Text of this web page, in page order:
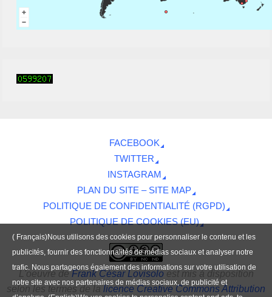
FACEBOOK
TWITTER
INSTAGRAM
PLAN DU SITE – SITE MAP
POLITIQUE DE CONFIDENTIALITÉ (RGPD)
POLITIQUE DE COOKIES (EU)
L'oeuvredeFrank César Lovisoloest mis à disposition
selon les termes de lalicence Creative Commons Attribution
( Français)Nous utilisons des cookies pour personnaliser le contenu et les
publicités, fournir des fonctionnalités de médias sociaux et analyser notre
trafic. Nous partageons également des informations sur votre utilisation de
notre site avec nos partenaires de médias sociaux, de publicité et